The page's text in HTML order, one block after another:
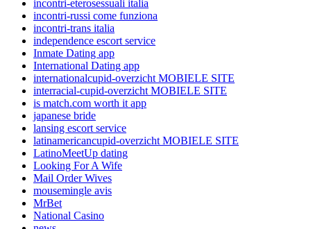
incontri-eterosessuali italia
incontri-russi come funziona
incontri-trans italia
independence escort service
Inmate Dating app
International Dating app
internationalcupid-overzicht MOBIELE SITE
interracial-cupid-overzicht MOBIELE SITE
is match.com worth it app
japanese bride
lansing escort service
latinamericancupid-overzicht MOBIELE SITE
LatinoMeetUp dating
Looking For A Wife
Mail Order Wives
mousemingle avis
MrBet
National Casino